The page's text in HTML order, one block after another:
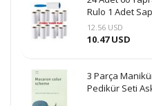
Rulo 1 Adet Sap
Hediye Tüy
Tüy Alma Kedi
12.56 USD
10.47 USD
3 Parça
Pedikür Seti